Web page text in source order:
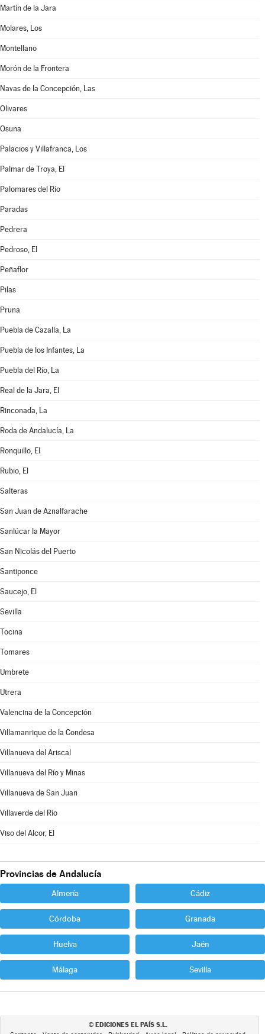
Martín de la Jara
Molares, Los
Montellano
Morón de la Frontera
Navas de la Concepción, Las
Olivares
Osuna
Palacios y Villafranca, Los
Palmar de Troya, El
Palomares del Río
Paradas
Pedrera
Pedroso, El
Peñaflor
Pilas
Pruna
Puebla de Cazalla, La
Puebla de los Infantes, La
Puebla del Río, La
Real de la Jara, El
Rinconada, La
Roda de Andalucía, La
Ronquillo, El
Rubio, El
Salteras
San Juan de Aznalfarache
Sanlúcar la Mayor
San Nicolás del Puerto
Santiponce
Saucejo, El
Sevilla
Tocina
Tomares
Umbrete
Utrera
Valencina de la Concepción
Villamanrique de la Condesa
Villanueva del Ariscal
Villanueva del Río y Minas
Villanueva de San Juan
Villaverde del Río
Viso del Alcor, El
Provincias de Andalucía
Almería Cádiz
Córdoba Granada
Huelva Jaén
Málaga Sevilla
© EDICIONES EL PAÍS S.L.